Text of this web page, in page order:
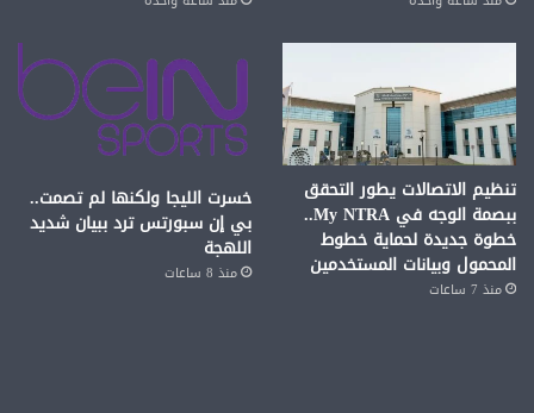
تنظيم الاتصالات يطور التحقق
ببصمة الوجه في My NTRA..
خطوة جديدة لحماية خطوط
المحمول وبيانات المستخدمين
منذ 7 ساعات
خسرت الليجا ولكنها لم تصمت..
بي إن سبورتس ترد ببيان شديد
اللهجة
منذ 8 ساعات